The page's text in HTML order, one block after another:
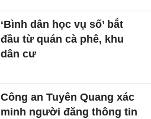
‘Bình dân học vụ số’ bắt
đầu từ quán cà phê, khu
dân cư
Công an Tuyên Quang xác
minh người đăng thông tin